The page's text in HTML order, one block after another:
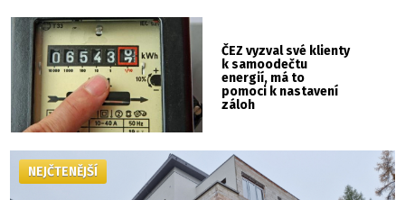
ČEZ vyzval své klienty
k samoodečtu
energií, má to
pomoci k nastavení
záloh
NEJČTENĚJŠÍ